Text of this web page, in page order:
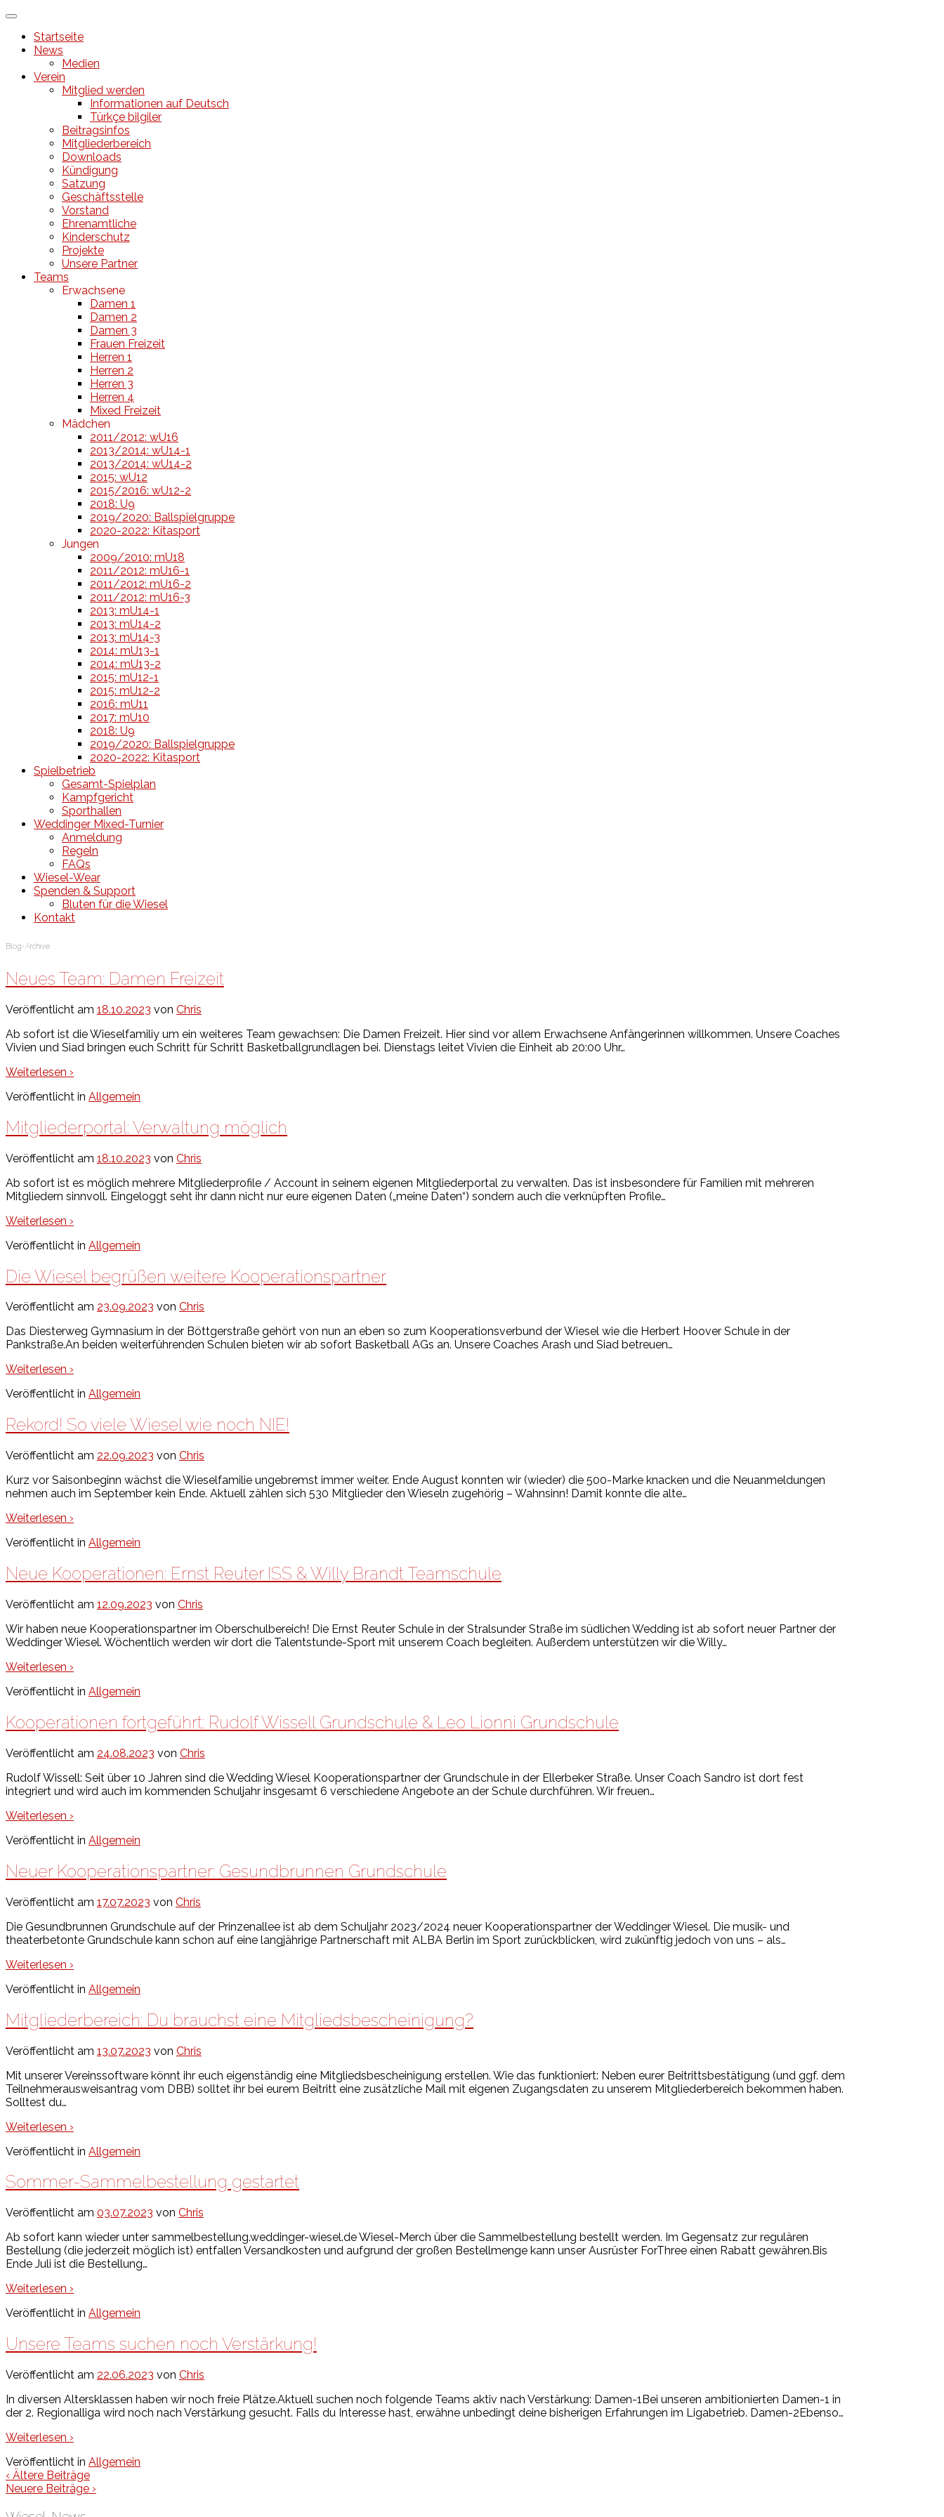
↓
zentralen
Inhalt
Startseite
News
Medien
Verein
Mitglied werden
Informationen auf Deutsch
Türkçe bilgiler
Beitragsinfos
Mitgliederbereich
Downloads
Kündigung
Satzung
Geschäftsstelle
Vorstand
Ehrenamtliche
Kinderschutz
Projekte
Unsere Partner
Teams
Erwachsene
Damen 1
Damen 2
Damen 3
Frauen Freizeit
Herren 1
Herren 2
Herren 3
Herren 4
Mixed Freizeit
Mädchen
2011/2012: wU16
2013/2014: wU14-1
2013/2014: wU14-2
2015: wU12
2015/2016: wU12-2
2018: U9
2019/2020: Ballspielgruppe
2020-2022: Kitasport
Jungen
2009/2010: mU18
2011/2012: mU16-1
2011/2012: mU16-2
2011/2012: mU16-3
2013: mU14-1
2013: mU14-2
2013: mU14-3
2014: mU13-1
2014: mU13-2
2015: mU12-1
2015: mU12-2
2016: mU11
2017: mU10
2018: U9
2019/2020: Ballspielgruppe
2020-2022: Kitasport
Spielbetrieb
Gesamt-Spielplan
Kampfgericht
Sporthallen
Weddinger Mixed-Turnier
Anmeldung
Regeln
FAQs
Wiesel-Wear
Spenden & Support
Bluten für die Wiesel
Kontakt
Blog-Archive
Neues Team: Damen Freizeit
Veröffentlicht am 18.10.2023 von Chris
Ab sofort ist die Wieselfamiliy um ein weiteres Team gewachsen: Die Damen Freizeit. Hier sind vor allem Erwachsene Anfängerinnen willkommen. Unsere Coaches
Vivien und Siad bringen euch Schritt für Schritt Basketballgrundlagen bei. Dienstags leitet Vivien die Einheit ab 20:00 Uhr…
Weiterlesen ›
Veröffentlicht in Allgemein
Mitgliederportal: Verwaltung möglich
Veröffentlicht am 18.10.2023 von Chris
Ab sofort ist es möglich mehrere Mitgliederprofile / Account in seinem eigenen Mitgliederportal zu verwalten. Das ist insbesondere für Familien mit mehreren
Mitgliedern sinnvoll. Eingeloggt seht ihr dann nicht nur eure eigenen Daten („meine Daten“) sondern auch die verknüpften Profile…
Weiterlesen ›
Veröffentlicht in Allgemein
Die Wiesel begrüßen weitere Kooperationspartner
Veröffentlicht am 23.09.2023 von Chris
Das Diesterweg Gymnasium in der Böttgerstraße gehört von nun an eben so zum Kooperationsverbund der Wiesel wie die Herbert Hoover Schule in der
Pankstraße.An beiden weiterführenden Schulen bieten wir ab sofort Basketball AGs an. Unsere Coaches Arash und Siad betreuen…
Weiterlesen ›
Veröffentlicht in Allgemein
Rekord! So viele Wiesel wie noch NIE!
Veröffentlicht am 22.09.2023 von Chris
Kurz vor Saisonbeginn wächst die Wieselfamilie ungebremst immer weiter. Ende August konnten wir (wieder) die 500-Marke knacken und die Neuanmeldungen
nehmen auch im September kein Ende. Aktuell zählen sich 530 Mitglieder den Wieseln zugehörig – Wahnsinn! Damit konnte die alte…
Weiterlesen ›
Veröffentlicht in Allgemein
Neue Kooperationen: Ernst Reuter ISS & Willy Brandt Teamschule
Veröffentlicht am 12.09.2023 von Chris
Wir haben neue Kooperationspartner im Oberschulbereich! Die Ernst Reuter Schule in der Stralsunder Straße im südlichen Wedding ist ab sofort neuer Partner der
Weddinger Wiesel. Wöchentlich werden wir dort die Talentstunde-Sport mit unserem Coach begleiten. Außerdem unterstützen wir die Willy…
Weiterlesen ›
Veröffentlicht in Allgemein
Kooperationen fortgeführt: Rudolf Wissell Grundschule & Leo Lionni Grundschule
Veröffentlicht am 24.08.2023 von Chris
Rudolf Wissell: Seit über 10 Jahren sind die Wedding Wiesel Kooperationspartner der Grundschule in der Ellerbeker Straße. Unser Coach Sandro ist dort fest
integriert und wird auch im kommenden Schuljahr insgesamt 6 verschiedene Angebote an der Schule durchführen. Wir freuen…
Weiterlesen ›
Veröffentlicht in Allgemein
Neuer Kooperationspartner: Gesundbrunnen Grundschule
Veröffentlicht am 17.07.2023 von Chris
Die Gesundbrunnen Grundschule auf der Prinzenallee ist ab dem Schuljahr 2023/2024 neuer Kooperationspartner der Weddinger Wiesel. Die musik- und
theaterbetonte Grundschule kann schon auf eine langjährige Partnerschaft mit ALBA Berlin im Sport zurückblicken, wird zukünftig jedoch von uns – als…
Weiterlesen ›
Veröffentlicht in Allgemein
Mitgliederbereich: Du brauchst eine Mitgliedsbescheinigung?
Veröffentlicht am 13.07.2023 von Chris
Mit unserer Vereinssoftware könnt ihr euch eigenständig eine Mitgliedsbescheinigung erstellen. Wie das funktioniert: Neben eurer Beitrittsbestätigung (und ggf. dem
Teilnehmerausweisantrag vom DBB) solltet ihr bei eurem Beitritt eine zusätzliche Mail mit eigenen Zugangsdaten zu unserem Mitgliederbereich bekommen haben.
Solltest du…
Weiterlesen ›
Veröffentlicht in Allgemein
Sommer-Sammelbestellung gestartet
Veröffentlicht am 03.07.2023 von Chris
Ab sofort kann wieder unter sammelbestellung.weddinger-wiesel.de Wiesel-Merch über die Sammelbestellung bestellt werden. Im Gegensatz zur regulären
Bestellung (die jederzeit möglich ist) entfallen Versandkosten und aufgrund der großen Bestellmenge kann unser Ausrüster ForThree einen Rabatt gewähren.Bis
Ende Juli ist die Bestellung…
Weiterlesen ›
Veröffentlicht in Allgemein
Unsere Teams suchen noch Verstärkung!
Veröffentlicht am 22.06.2023 von Chris
In diversen Altersklassen haben wir noch freie Plätze.Aktuell suchen noch folgende Teams aktiv nach Verstärkung: Damen-1Bei unseren ambitionierten Damen-1 in
der 2. Regionalliga wird noch nach Verstärkung gesucht. Falls du Interesse hast, erwähne unbedingt deine bisherigen Erfahrungen im Ligabetrieb. Damen-2Ebenso…
Weiterlesen ›
Veröffentlicht in Allgemein
‹ Ältere Beiträge
Neuere Beiträge ›